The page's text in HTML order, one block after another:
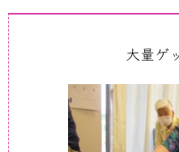
大量ゲ